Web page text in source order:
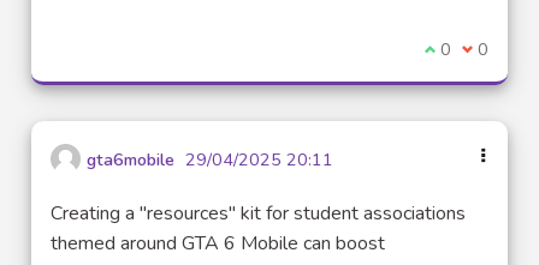
Je suis
0 Je ne
0
gta6mobile 29/04/2025 20:11
Creating a "resources" kit for student associations
themed around GTA 6 Mobile can boost